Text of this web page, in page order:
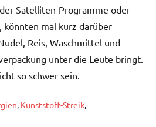
Satelliten-Programme oder
mal kurz darüber
Reis, Waschmittel und
unter die Leute bringt.
so schwer sein.
, Kunststoff-Streik,